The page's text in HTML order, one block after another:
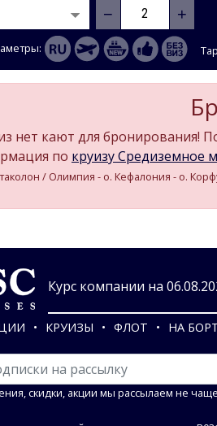
− +
нет кают для бронирования!
по круизу Средиземное
/ Олимпия - о. Кефалония - о.
Курс компании на
КРУИЗЫ ФЛОТ НА
скидки, акции мы рассылаем не